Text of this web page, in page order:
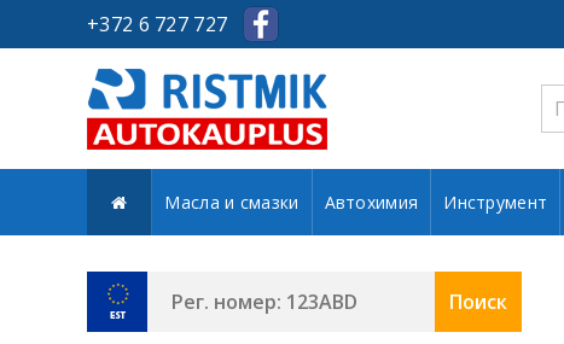
+372 6 727 727
Масла и смазки Автохимия Инструмент
Поиск